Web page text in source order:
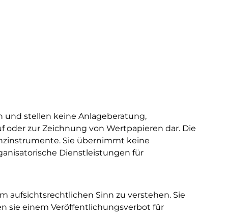
stellen keine Anlageberatung,
zur Zeichnung von Wertpapieren dar. Die
Sie übernimmt keine
Dienstleistungen für
aufsichtsrechtlichen Sinn zu verstehen. Sie
sie einem Veröffentlichungsverbot für